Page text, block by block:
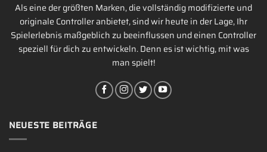
Als eine der größten Marken, die vollständig modifizierte und
originale Controller anbietet, sind wir heute in der Lage, Ihr
Spielerlebnis maßgeblich zu beeinflussen und einen Controller
speziell für dich zu entwickeln. Denn es ist wichtig, mit was
man spielt!
NEUESTE BEITRÄGE